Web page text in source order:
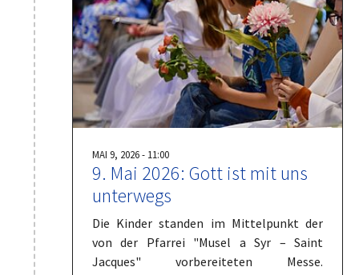
MAI 9, 2026 - 11:00
9. Mai 2026: Gott ist mit uns
unterwegs
Die Kinder standen im Mittelpunkt der
von der Pfarrei "Musel a Syr – Saint
Jacques" vorbereiteten Messe.